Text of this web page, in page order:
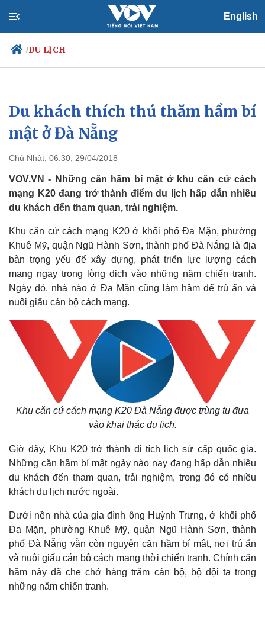
English
/DU LỊCH
Chính trị
Đảng
Tổ chức nhân sự
Nhận diện sự thật
Xã hội
Việc làm
Biển đảo
Du khách thích thú thăm hầm bí
mật ở Đà Nẵng
Chủ Nhật, 06:30, 29/04/2018
VOV.VN - Những căn hầm bí mật ở khu căn cứ cách
mạng K20 đang trở thành điểm du lịch hấp dẫn nhiều
du khách đến tham quan, trải nghiệm.
Khu căn cứ cách mạng K20 ở khối phố Đa Mặn, phường
Khuê Mỹ, quận Ngũ Hành Sơn, thành phố Đà Nẵng là địa
bàn trọng yếu để xây dựng, phát triển lực lượng cách
mạng ngay trong lòng địch vào những năm chiến tranh.
Ngày đó, nhà nào ở Đa Mặn cũng làm hầm để trú ẩn và
nuôi giấu cán bộ cách mạng.
Khu căn cứ cách mạng K20 Đà Nẵng được trùng tu đưa
vào khai thác du lịch.
Giờ đây, Khu K20 trở thành di tích lịch sử cấp quốc gia.
Những căn hầm bí mật ngày nào nay đang hấp dẫn nhiều
du khách đến tham quan, trải nghiệm, trong đó có nhiều
khách du lịch nước ngoài.
Dưới nền nhà của gia đình ông Huỳnh Trưng, ở khối phố
Đa Mặn, phường Khuê Mỹ, quận Ngũ Hành Sơn, thành
phố Đà Nẵng vẫn còn nguyên căn hầm bí mật, nơi trú ẩn
và nuôi giấu cán bộ cách mạng thời chiến tranh. Chính căn
hầm này đã che chở hàng trăm cán bộ, bộ đội ta trong
những năm chiến tranh.